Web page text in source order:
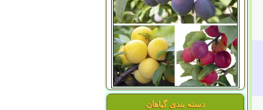
دسته بندی گیاهان